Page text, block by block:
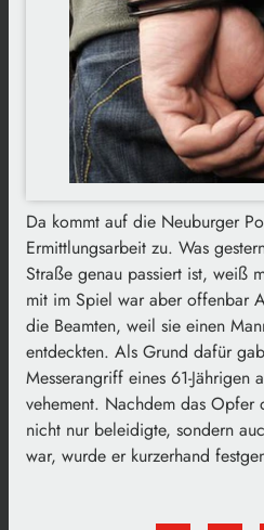
Da kommt auf die Neuburger
Ermittlungsarbeit zu. Was
Straße genau passiert ist, weiß
mit im Spiel war aber offenbar
die Beamten, weil sie einen
entdeckten. Als Grund dafür
Messerangriff eines 61-
vehement. Nachdem das Opfer
nicht nur beleidigte, sondern
war, wurde er kurzerhand